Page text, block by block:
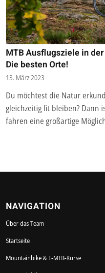
MTB Ausflugsziele in der
Die besten Orte!
13. März 2023
Du möchtest die Natur
gleichzeitig fit bleiben? Dann
fahren eine großartige
NAVIGATION
Über das Team
Startseite
Mountainbike & E-MTB-Kurse